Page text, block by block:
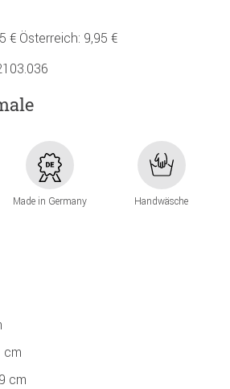
€ Österreich: 9,95 €
Made in Germany Handwäsche
cm
cm